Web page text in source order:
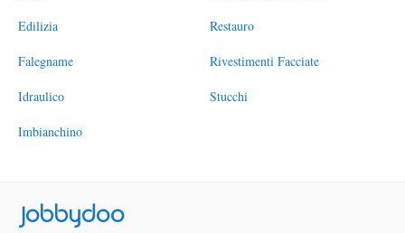
Edilizia
Falegname
Idraulico
Imbianchino
Restauro
Rivestimenti Facciate
Stucchi
Jobbydoo